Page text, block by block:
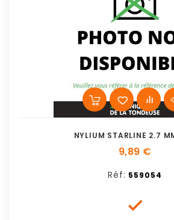
NYLIUM STARLINE 2.7
9,89 €
Réf: 559054
